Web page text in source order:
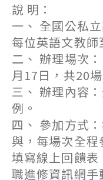
說 明：
一、 全國公私
每位英語文教師
二、 辦理場次
月17日，共20場
三、 辦理內容
例。
四、 參加方式
與，每場次全
填寫線上回饋
職進修資訊網